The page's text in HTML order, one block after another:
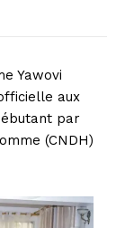
Yawovi
aux
par
(CNDH)